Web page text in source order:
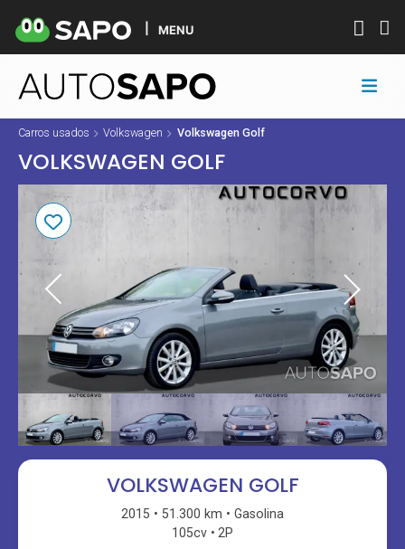
MENU
Carros usados Volkswagen Volkswagen Golf
VOLKSWAGEN GOLF
VOLKSWAGEN GOLF
2015 51.300 km
Gasolina
105cv
2P